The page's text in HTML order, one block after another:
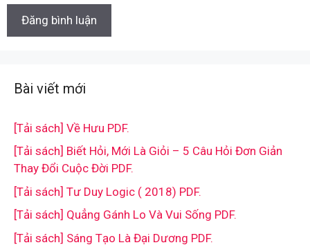
Bài viết mới
[Tải sách] Về Hưu PDF.
[Tải sách] Biết Hỏi, Mới Là Giỏi – 5 Câu Hỏi Đơn Giản
Thay Đổi Cuộc Đời PDF.
[Tải sách] Tư Duy Logic ( 2018) PDF.
[Tải sách] Quẳng Gánh Lo Và Vui Sống PDF.
[Tải sách] Sáng Tạo Là Đại Dương PDF.